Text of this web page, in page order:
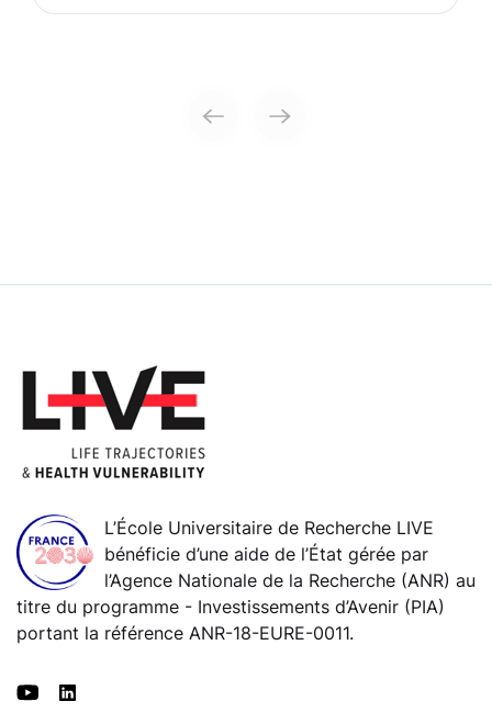
L’École Universitaire de Recherche LIVE
bénéficie d’une aide de l’État gérée par
l’Agence Nationale de la Recherche (ANR) au
titre du programme - Investissements d’Avenir (PIA)
portant la référence ANR-18-EURE-0011.